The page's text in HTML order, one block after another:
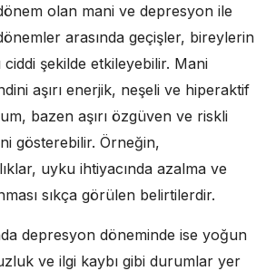
olan mani ve depresyon ile
arasında geçişler, bireylerin
ciddi şekilde etkileyebilir. Mani
aşırı enerjik, neşeli ve hiperaktif
bazen aşırı özgüven ve riskli
gösterebilir. Örneğin,
uyku ihtiyacında azalma ve
sıkça görülen belirtilerdir.
depresyon döneminde ise yoğun
ve ilgi kaybı gibi durumlar yer